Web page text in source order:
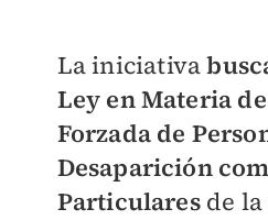
La iniciativa
Ley en Materia
Forzada de
Desaparición
Particularesde la